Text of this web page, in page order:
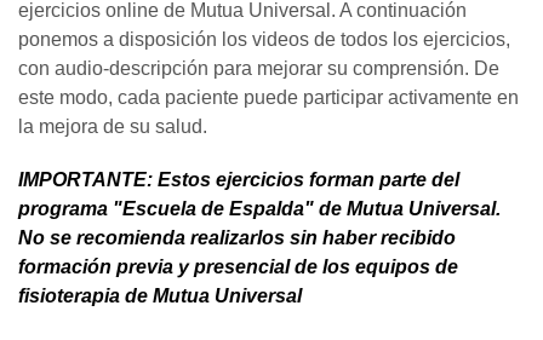
ejercicios online de Mutua Universal. A continuación
ponemos a disposición los videos de todos los ejercicios,
con audio-descripción para mejorar su comprensión. De
este modo, cada paciente puede participar activamente en
la mejora de su salud.
IMPORTANTE: Estos ejercicios forman parte del
programa "Escuela de Espalda" de Mutua Universal.
No se recomienda realizarlos sin haber recibido
formación previa y presencial de los equipos de
fisioterapia de Mutua Universal